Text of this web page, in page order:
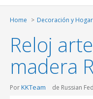
Home Decoración y Hogar
Reloj
madera
PorKKTeam de Russian